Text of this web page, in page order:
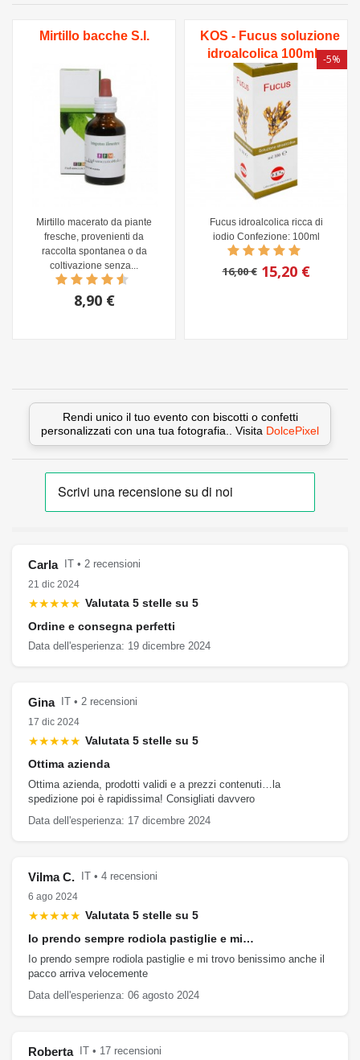
Mirtillo bacche S.I.
Mirtillo macerato da piante
fresche, provenienti da
raccolta spontanea o da
coltivazione senza...
8,90 €
KOS - Fucus soluzione
idroalcolica 100ml
Fucus idroalcolica ricca di
iodio Confezione: 100ml
16,00 €
-5%
15,20 €
Rendi unico il tuo evento con biscotti o confetti
personalizzati con una tua fotografia.. Visita DolcePixel
Carla
IT • 2 recensioni
21 dic 2024
★★★★★ Valutata 5 stelle su 5
Ordine e consegna perfetti
Data dell'esperienza: 19 dicembre 2024
Gina
IT • 2 recensioni
17 dic 2024
★★★★★ Valutata 5 stelle su 5
Ottima azienda
Ottima azienda, prodotti validi e a prezzi contenuti…la
spedizione poi è rapidissima! Consigliati davvero
Data dell'esperienza: 17 dicembre 2024
Vilma C.
IT • 4 recensioni
6 ago 2024
★★★★★ Valutata 5 stelle su 5
Io prendo sempre rodiola pastiglie e mi…
Io prendo sempre rodiola pastiglie e mi trovo benissimo anche il
pacco arriva velocemente
Data dell'esperienza: 06 agosto 2024
Roberta
IT • 17 recensioni